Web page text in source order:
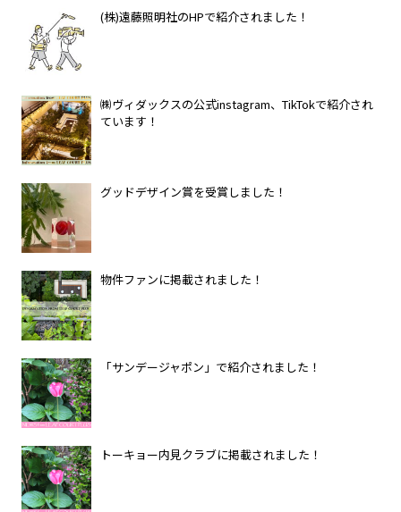
(株)遠藤照明社のHPで紹介されました！
㈱ヴィダックスの公式instagram、TikTokで紹介され
ています！
グッドデザイン賞を受賞しました！
物件ファンに掲載されました！
「サンデージャポン」で紹介されました！
トーキョー内見クラブに掲載されました！